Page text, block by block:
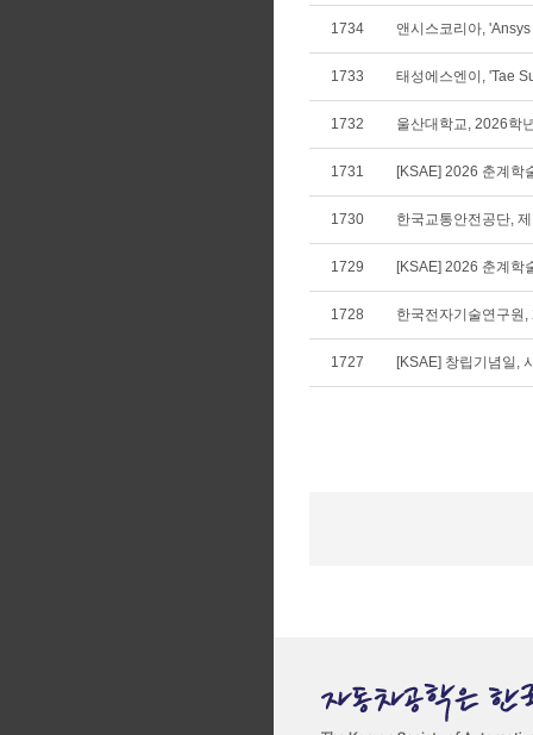
1734 앤시스코리아,
1733 태성에스엔이, 'Tae
1732 울산대학교, 2026학
1731 [KSAE] 2026 춘계학
1730 한국교통안전공단,
1729 [KSAE] 2026 춘계학
1728 한국전자기술연구원
1727 [KSAE] 창립기념일,